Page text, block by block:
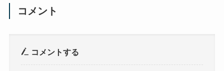
コメント
コメントする